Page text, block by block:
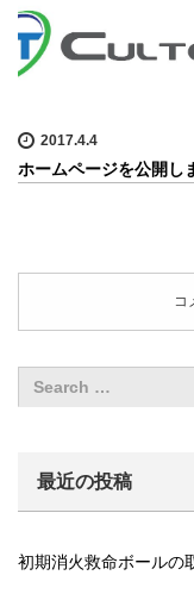
2017.4.4
ホームページを公開し
コ
最近の投稿
初期消火救命ボールの